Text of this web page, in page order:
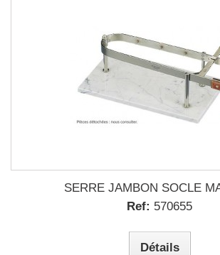
SERRE JAMBON SOCLE
Ref: 570655
Détails